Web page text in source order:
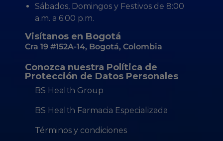
Sábados, Domingos y Festivos de 8:00
a.m. a 6:00 p.m.
Visítanos en Bogotá
Cra 19 #152A-14, Bogotá, Colombia
Conozca nuestra Política de
Protección de Datos Personales
BS Health Group
BS Health Farmacia Especializada
Términos y condiciones